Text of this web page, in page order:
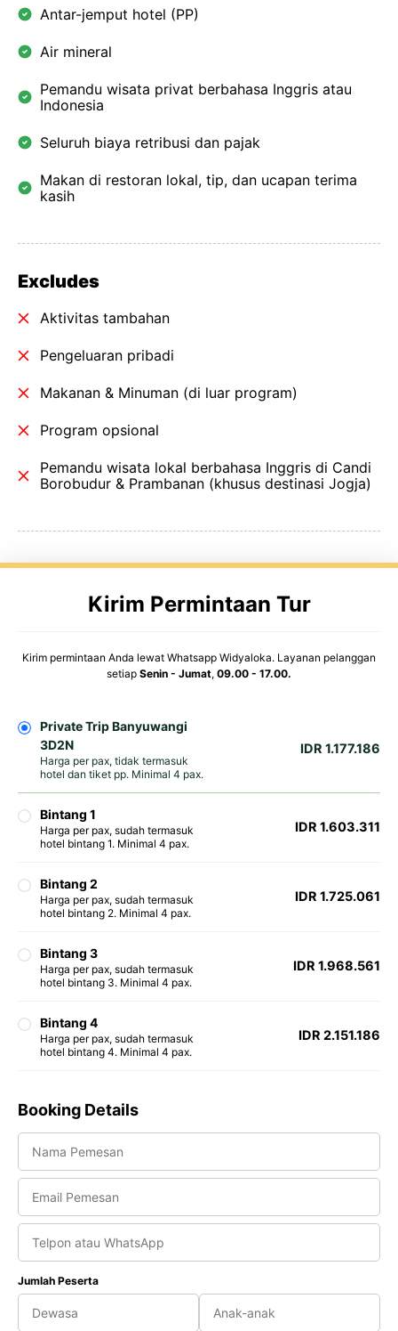
Antar-jemput hotel (PP)
Air mineral
Pemandu wisata privat berbahasa Inggris atau
Indonesia
Seluruh biaya retribusi dan pajak
Makan di restoran lokal, tip, dan ucapan terima
kasih
Excludes
Aktivitas tambahan
Pengeluaran pribadi
Makanan & Minuman (di luar program)
Program opsional
Pemandu wisata lokal berbahasa Inggris di Candi
Borobudur & Prambanan (khusus destinasi Jogja)
Kirim Permintaan Tur
Kirim permintaan Anda lewat Whatsapp Widyaloka. Layanan pelanggan
setiap Senin - Jumat, 09.00 - 17.00.
Private Trip Banyuwangi
3D2N
Harga per pax, tidak termasuk
hotel dan tiket pp. Minimal 4 pax.
IDR 1.177.186
Bintang 1
Harga per pax, sudah termasuk
hotel bintang 1. Minimal 4 pax.
IDR 1.603.311
Bintang 2
Harga per pax, sudah termasuk
hotel bintang 2. Minimal 4 pax.
IDR 1.725.061
Bintang 3
Harga per pax, sudah termasuk
hotel bintang 3. Minimal 4 pax.
IDR 1.968.561
Bintang 4
Harga per pax, sudah termasuk
hotel bintang 4. Minimal 4 pax.
IDR 2.151.186
Booking Details
Jumlah Peserta